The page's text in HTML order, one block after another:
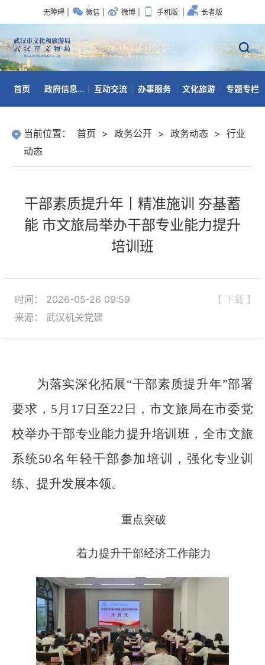
无障碍 微信 微博 手机版 长者版
首页 政府信息公开 互动交流 办事服务 文化旅游 专题专栏
当前位置： 首页 > 政务公开 > 政务动态 > 行业
动态
干部素质提升年丨精准施训 夯基蓄
能 市文旅局举办干部专业能力提升
培训班
【 下载 】
时间： 2026-05-26 09:59
来源： 武汉机关党建
为落实深化拓展“干部素质提升年”部署
要求，5月17日至22日，市文旅局在市委党
校举办干部专业能力提升培训班，全市文旅
系统50名年轻干部参加培训，强化专业训
练、提升发展本领。
重点突破
着力提升干部经济工作能力